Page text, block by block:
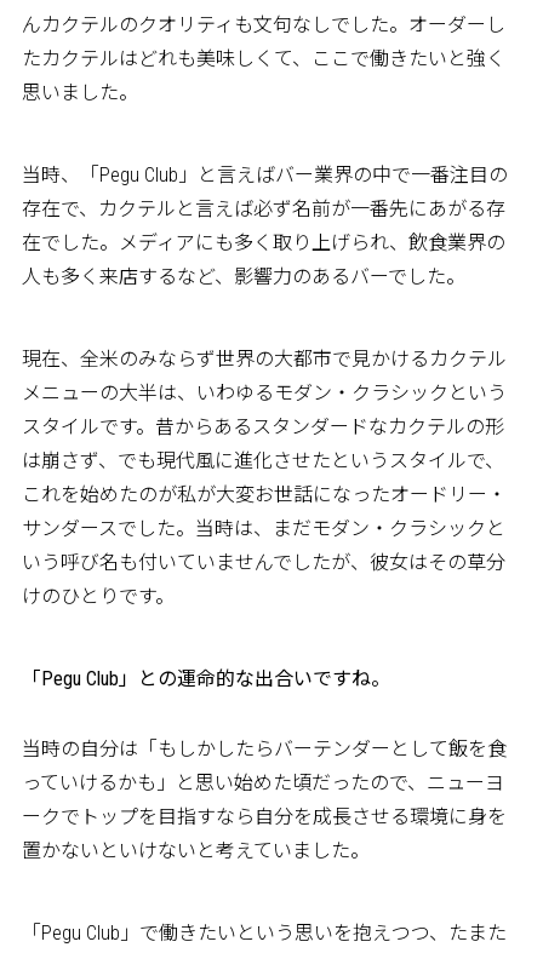
んカクテルのクオリティも文句なしでした。オーダーし
たカクテルはどれも美味しくて、ここで働きたいと強く
思いました。
当時、「Pegu Club」と言えばバー業界の中で一番注目の
存在で、カクテルと言えば必ず名前が一番先にあがる存
在でした。メディアにも多く取り上げられ、飲食業界の
人も多く来店するなど、影響力のあるバーでした。
現在、全米のみならず世界の大都市で見かけるカクテル
メニューの大半は、いわゆるモダン・クラシックという
スタイルです。昔からあるスタンダードなカクテルの形
は崩さず、でも現代風に進化させたというスタイルで、
これを始めたのが私が大変お世話になったオードリー・
サンダースでした。当時は、まだモダン・クラシックと
いう呼び名も付いていませんでしたが、彼女はその草分
けのひとりです。
――「Pegu Club」との運命的な出合いですね。
当時の自分は「もしかしたらバーテンダーとして飯を食
っていけるかも」と思い始めた頃だったので、ニューヨ
ークでトップを目指すなら自分を成長させる環境に身を
置かないといけないと考えていました。
「Pegu Club」で働きたいという思いを抱えつつ、たまた